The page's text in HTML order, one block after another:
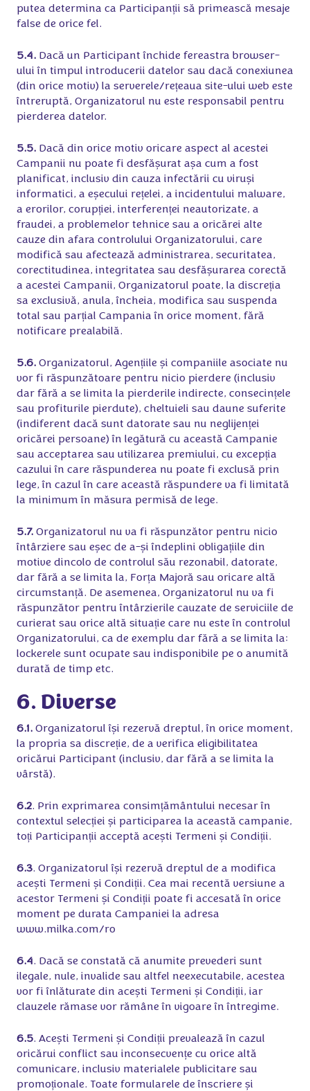
putea determina ca Participanții să primească mesaje
false de orice fel.
5.4. Dacă un Participant închide fereastra browser-
ului în timpul introducerii datelor sau dacă conexiunea
(din orice motiv) la serverele/rețeaua site-ului web este
întreruptă, Organizatorul nu este responsabil pentru
pierderea datelor.
5.5. Dacă din orice motiv oricare aspect al acestei
Campanii nu poate fi desfășurat așa cum a fost
planificat, inclusiv din cauza infectării cu viruși
informatici, a eșecului rețelei, a incidentului malware,
a erorilor, corupției, interferenței neautorizate, a
fraudei, a problemelor tehnice sau a oricărei alte
cauze din afara controlului Organizatorului, care
modifică sau afectează administrarea, securitatea,
corectitudinea, integritatea sau desfășurarea corectă
a acestei Campanii, Organizatorul poate, la discreția
sa exclusivă, anula, încheia, modifica sau suspenda
total sau parțial Campania în orice moment, fără
notificare prealabilă.
5.6. Organizatorul, Agențiile și companiile asociate nu
vor fi răspunzătoare pentru nicio pierdere (inclusiv
dar fără a se limita la pierderile indirecte, consecințele
sau profiturile pierdute), cheltuieli sau daune suferite
(indiferent dacă sunt datorate sau nu neglijenței
oricărei persoane) în legătură cu această Campanie
sau acceptarea sau utilizarea premiului, cu excepția
cazului în care răspunderea nu poate fi exclusă prin
lege, în cazul în care această răspundere va fi limitată
la minimum în măsura permisă de lege.
5.7. Organizatorul nu va fi răspunzător pentru nicio
întârziere sau eșec de a-și îndeplini obligațiile din
motive dincolo de controlul său rezonabil, datorate,
dar fără a se limita la, Forța Majoră sau oricare altă
circumstanță. De asemenea, Organizatorul nu va fi
răspunzător pentru întârzierile cauzate de serviciile de
curierat sau orice altă situație care nu este în controlul
Organizatorului, ca de exemplu dar fără a se limita la:
lockerele sunt ocupate sau indisponibile pe o anumită
durată de timp etc.
6. Diverse
6.1. Organizatorul își rezervă dreptul, în orice moment,
la propria sa discreție, de a verifica eligibilitatea
oricărui Participant (inclusiv, dar fără a se limita la
vârstă).
6.2. Prin exprimarea consimțământului necesar în
contextul selecției și participarea la această campanie,
toți Participanții acceptă acești Termeni și Condiții.
6.3. Organizatorul își rezervă dreptul de a modifica
acești Termeni și Condiții. Cea mai recentă versiune a
acestor Termeni și Condiții poate fi accesată în orice
moment pe durata Campaniei la adresa
www.milka.com/ro
6.4. Dacă se constată că anumite prevederi sunt
ilegale, nule, invalide sau altfel neexecutabile, acestea
vor fi înlăturate din acești Termeni și Condiții, iar
clauzele rămase vor rămâne în vigoare în întregime.
6.5. Acești Termeni și Condiții prevalează în cazul
oricărui conflict sau inconsecvențe cu orice altă
comunicare, inclusiv materialele publicitare sau
promoționale. Toate formularele de înscriere și